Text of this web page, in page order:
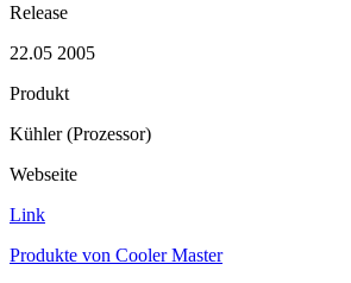
Release
22.05 2005
Produkt
Kühler (Prozessor)
Webseite
Link
Produkte von Cooler Master